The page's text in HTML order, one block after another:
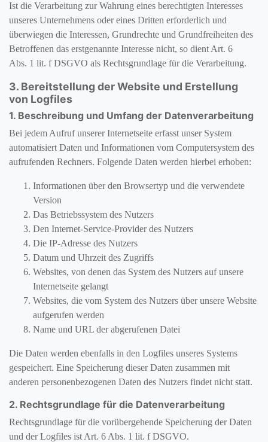
Ist die Verarbeitung zur Wahrung eines berechtigten Interesses
unseres Unternehmens oder eines Dritten erforderlich und
überwiegen die Interessen, Grundrechte und Grundfreiheiten des
Betroffenen das erstgenannte Interesse nicht, so dient Art. 6
Abs. 1 lit. f DSGVO als Rechtsgrundlage für die Verarbeitung.
3. Bereitstellung der Website und Erstellung
von Logfiles
1. Beschreibung und Umfang der Datenverarbeitung
Bei jedem Aufruf unserer Internetseite erfasst unser System
automatisiert Daten und Informationen vom Computersystem des
aufrufenden Rechners. Folgende Daten werden hierbei erhoben:
Informationen über den Browsertyp und die verwendete
Version
Das Betriebssystem des Nutzers
Den Internet-Service-Provider des Nutzers
Die IP-Adresse des Nutzers
Datum und Uhrzeit des Zugriffs
Websites, von denen das System des Nutzers auf unsere
Internetseite gelangt
Websites, die vom System des Nutzers über unsere Website
aufgerufen werden
Name und URL der abgerufenen Datei
Die Daten werden ebenfalls in den Logfiles unseres Systems
gespeichert. Eine Speicherung dieser Daten zusammen mit
anderen personenbezogenen Daten des Nutzers findet nicht statt.
2. Rechtsgrundlage für die Datenverarbeitung
Rechtsgrundlage für die vorübergehende Speicherung der Daten
und der Logfiles ist Art. 6 Abs. 1 lit. f DSGVO.